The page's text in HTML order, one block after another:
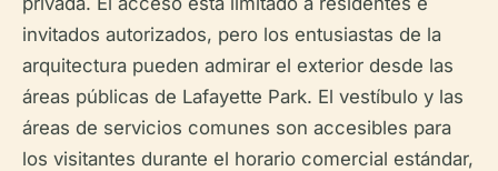
invitados autorizados, pero los entusiastas de la
arquitectura pueden admirar el exterior desde las
áreas públicas de Lafayette Park. El vestíbulo y las
áreas de servicios comunes son accesibles para
los visitantes durante el horario comercial estándar,